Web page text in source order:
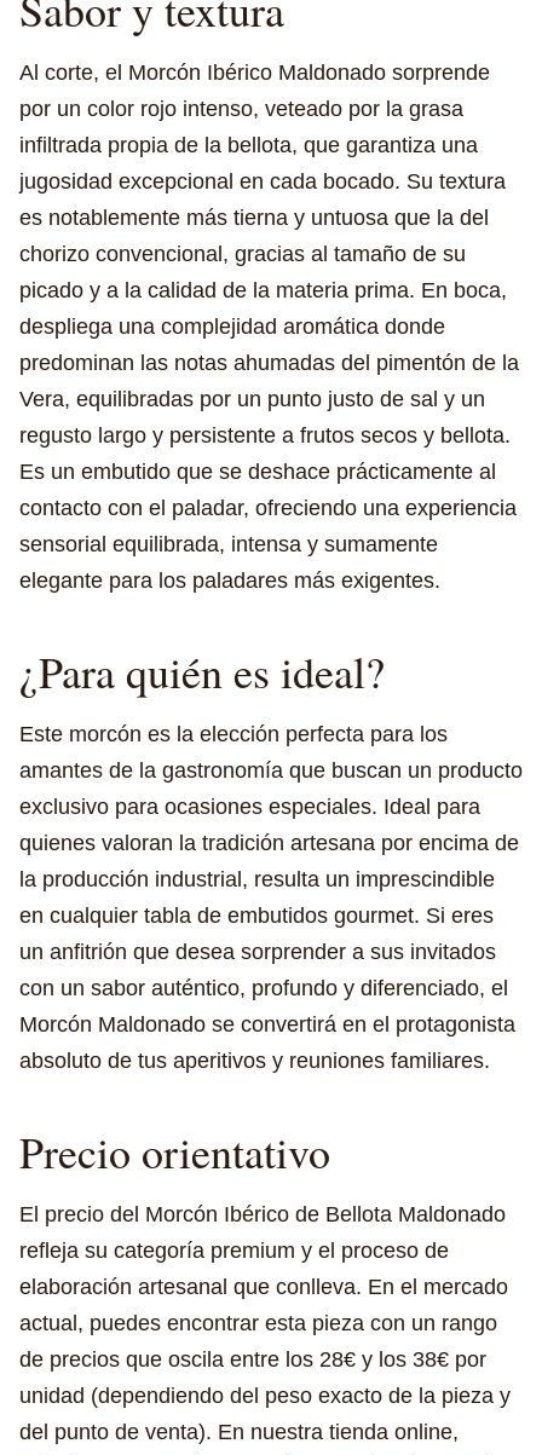
Al corte, el Morcón Ibérico Maldonado sorprende
por un color rojo intenso, veteado por la grasa
infiltrada propia de la bellota, que garantiza una
jugosidad excepcional en cada bocado. Su textura
es notablemente más tierna y untuosa que la del
chorizo convencional, gracias al tamaño de su
picado y a la calidad de la materia prima. En boca,
despliega una complejidad aromática donde
predominan las notas ahumadas del pimentón de la
Vera, equilibradas por un punto justo de sal y un
regusto largo y persistente a frutos secos y bellota.
Es un embutido que se deshace prácticamente al
contacto con el paladar, ofreciendo una experiencia
sensorial equilibrada, intensa y sumamente
elegante para los paladares más exigentes.
¿Para quién es ideal?
Este morcón es la elección perfecta para los
amantes de la gastronomía que buscan un producto
exclusivo para ocasiones especiales. Ideal para
quienes valoran la tradición artesana por encima de
la producción industrial, resulta un imprescindible
en cualquier tabla de embutidos gourmet. Si eres
un anfitrión que desea sorprender a sus invitados
con un sabor auténtico, profundo y diferenciado, el
Morcón Maldonado se convertirá en el protagonista
absoluto de tus aperitivos y reuniones familiares.
Precio orientativo
El precio del Morcón Ibérico de Bellota Maldonado
refleja su categoría premium y el proceso de
elaboración artesanal que conlleva. En el mercado
actual, puedes encontrar esta pieza con un rango
de precios que oscila entre los 28€ y los 38€ por
unidad (dependiendo del peso exacto de la pieza y
del punto de venta). En nuestra tienda online,